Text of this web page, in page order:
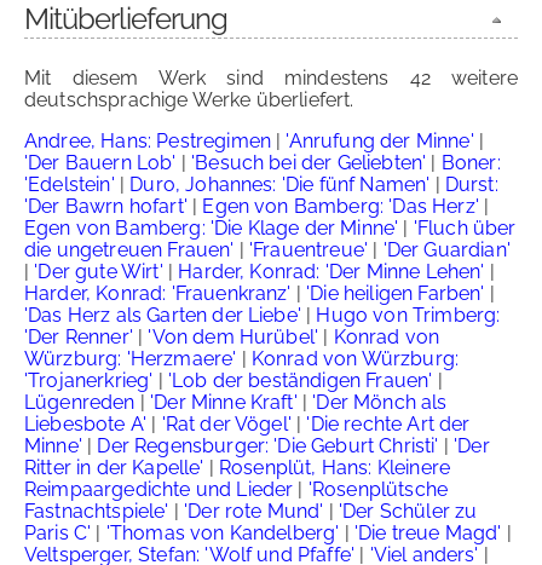
Mitüberlieferung
Mit diesem Werk sind mindestens 42 weitere
deutschsprachige Werke überliefert.
Andree, Hans: Pestregimen | 'Anrufung der Minne' |
'Der Bauern Lob' | 'Besuch bei der Geliebten' | Boner:
'Edelstein' | Duro, Johannes: 'Die fünf Namen' | Durst:
'Der Bawrn hofart' | Egen von Bamberg: 'Das Herz' |
Egen von Bamberg: 'Die Klage der Minne' | 'Fluch über
die ungetreuen Frauen' | 'Frauentreue' | 'Der Guardian'
| 'Der gute Wirt' | Harder, Konrad: 'Der Minne Lehen' |
Harder, Konrad: 'Frauenkranz' | 'Die heiligen Farben' |
'Das Herz als Garten der Liebe' | Hugo von Trimberg:
'Der Renner' | 'Von dem Hurübel' | Konrad von
Würzburg: 'Herzmaere' | Konrad von Würzburg:
'Trojanerkrieg' | 'Lob der beständigen Frauen' |
Lügenreden | 'Der Minne Kraft' | 'Der Mönch als
Liebesbote A' | 'Rat der Vögel' | 'Die rechte Art der
Minne' | Der Regensburger: 'Die Geburt Christi' | 'Der
Ritter in der Kapelle' | Rosenplüt, Hans: Kleinere
Reimpaargedichte und Lieder | 'Rosenplütsche
Fastnachtspiele' | 'Der rote Mund' | 'Der Schüler zu
Paris C' | 'Thomas von Kandelberg' | 'Die treue Magd' |
Veltsperger, Stefan: 'Wolf und Pfaffe' | 'Viel anders' |